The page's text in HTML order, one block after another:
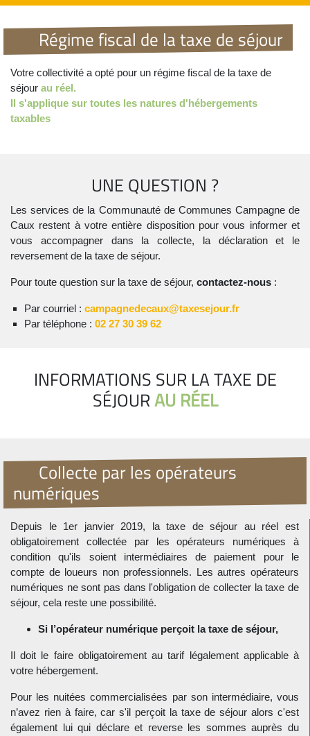
Régime fiscal de la taxe de séjour
Votre collectivité a opté pour un régime fiscal de la taxe de
séjour au réel.
Il s'applique sur toutes les natures d'hébergements
taxables
UNE QUESTION ?
Les services de la Communauté de Communes Campagne de
Caux restent à votre entière disposition pour vous informer et
vous accompagner dans la collecte, la déclaration et le
reversement de la taxe de séjour.
Pour toute question sur la taxe de séjour, contactez-nous :
Par courriel : campagnedecaux@taxesejour.fr
Par téléphone : 02 27 30 39 62
INFORMATIONS SUR LA TAXE DE
SÉJOURAU RÉEL
Collecte par les opérateurs
numériques
Depuis le 1er janvier 2019, la taxe de séjour au réel est
obligatoirement collectée par les opérateurs numériques à
condition qu'ils soient intermédiaires de paiement pour le
compte de loueurs non professionnels. Les autres opérateurs
numériques ne sont pas dans l'obligation de collecter la taxe de
séjour, cela reste une possibilité.
Si l’opérateur numérique perçoit la taxe de séjour,
Il doit le faire obligatoirement au tarif légalement applicable à
votre hébergement.
Pour les nuitées commercialisées par son intermédiaire, vous
n’avez rien à faire, car s'il perçoit la taxe de séjour alors c'est
également lui qui déclare et reverse les sommes auprès du